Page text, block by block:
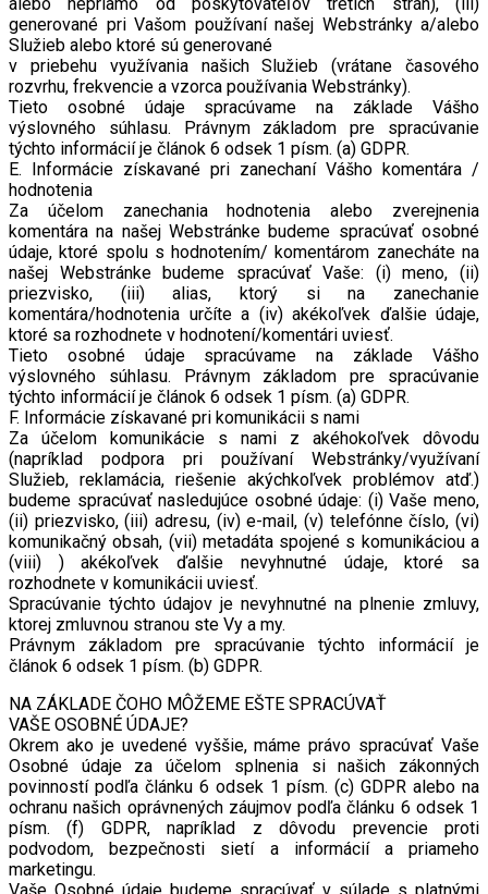
generované pri Vašom používaní našej Webstránky a/alebo
Služieb alebo ktoré sú generované
v priebehu využívania našich Služieb (vrátane časového
rozvrhu, frekvencie a vzorca používania Webstránky).
Tieto osobné údaje spracúvame na základe Vášho
výslovného súhlasu. Právnym základom pre spracúvanie
týchto informácií je článok 6 odsek 1 písm. (a) GDPR.
E. Informácie získavané pri zanechaní Vášho komentára /
hodnotenia
Za účelom zanechania hodnotenia alebo zverejnenia
komentára na našej Webstránke budeme spracúvať osobné
údaje, ktoré spolu s hodnotením/ komentárom zanecháte na
našej Webstránke budeme spracúvať Vaše: (i) meno, (ii)
priezvisko, (iii) alias, ktorý si na zanechanie
komentára/hodnotenia určíte a (iv) akékoľvek ďalšie údaje,
ktoré sa rozhodnete v hodnotení/komentári uviesť.
Tieto osobné údaje spracúvame na základe Vášho
výslovného súhlasu. Právnym základom pre spracúvanie
týchto informácií je článok 6 odsek 1 písm. (a) GDPR.
F. Informácie získavané pri komunikácii s nami
Za účelom komunikácie s nami z akéhokoľvek dôvodu
(napríklad podpora pri používaní Webstránky/využívaní
Služieb, reklamácia, riešenie akýchkoľvek problémov atď.)
budeme spracúvať nasledujúce osobné údaje: (i) Vaše meno,
(ii) priezvisko, (iii) adresu, (iv) e-mail, (v) telefónne číslo, (vi)
komunikačný obsah, (vii) metadáta spojené s komunikáciou a
(viii) ) akékoľvek ďalšie nevyhnutné údaje, ktoré sa
rozhodnete v komunikácii uviesť.
Spracúvanie týchto údajov je nevyhnutné na plnenie zmluvy,
ktorej zmluvnou stranou ste Vy a my.
Právnym základom pre spracúvanie týchto informácií je
článok 6 odsek 1 písm. (b) GDPR.
NA ZÁKLADE ČOHO MÔŽEME EŠTE SPRACÚVAŤ
VAŠE OSOBNÉ ÚDAJE?
Okrem ako je uvedené vyššie, máme právo spracúvať Vaše
Osobné údaje za účelom splnenia si našich zákonných
povinností podľa článku 6 odsek 1 písm. (c) GDPR alebo na
ochranu našich oprávnených záujmov podľa článku 6 odsek 1
písm. (f) GDPR, napríklad z dôvodu prevencie proti
podvodom, bezpečnosti sietí a informácií a priameho
marketingu.
Vaše Osobné údaje budeme spracúvať v súlade s platnými